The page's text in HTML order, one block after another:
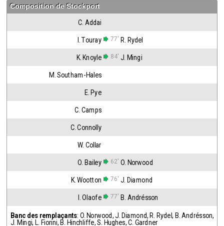
Composition deStockport
C. Addai
I. Touray 77' R. Rydel
K. Knoyle 84' J. Mingi
M. Southam-Hales
E. Pye
C. Camps
C. Connolly
W. Collar
O. Bailey 62' O. Norwood
K. Wootton 76' J. Diamond
I. Olaofe 77' B. Andrésson
Banc des remplaçants: O. Norwood,J. Diamond, R. Rydel, B. Andrésson,
J. Mingi, L. Fiorini, B. Hinchliffe,S. Hughes,C. Gardner